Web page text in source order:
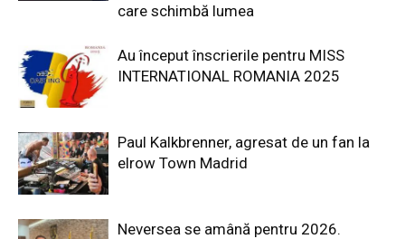
care schimbă lumea
Au început înscrierile pentru MISS
INTERNATIONAL ROMANIA 2025
Paul Kalkbrenner, agresat de un fan la
elrow Town Madrid
Neversea se amână pentru 2026.